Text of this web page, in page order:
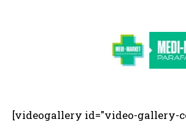
[videogallery id="video-gallery-